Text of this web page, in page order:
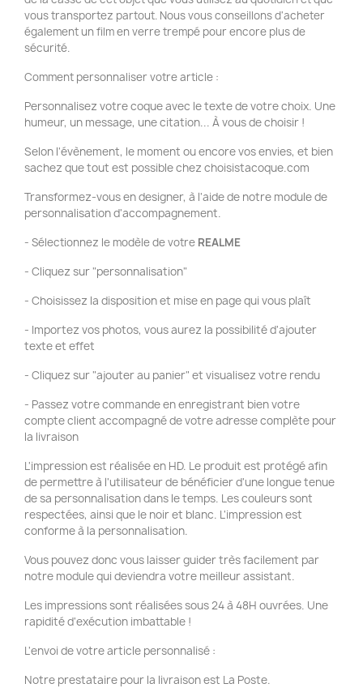
vous transportez partout. Nous vous conseillons d'acheter
également un film en verre trempé pour encore plus de
sécurité.
Comment personnaliser votre article :
Personnalisez votre coque avec le texte de votre choix. Une
humeur, un message, une citation... À vous de choisir !
Selon l'évènement, le moment ou encore vos envies, et bien
sachez que tout est possible chez choisistacoque.com
Transformez-vous en designer, à l'aide de notre module de
personnalisation d'accompagnement.
- Sélectionnez le modèle de votre REALME
- Cliquez sur "personnalisation"
- Choisissez la disposition et mise en page qui vous plaît
- Importez vos photos, vous aurez la possibilité d'ajouter
texte et effet
- Cliquez sur "ajouter au panier" et visualisez votre rendu
- Passez votre commande en enregistrant bien votre
compte client accompagné de votre adresse complète pour
la livraison
L'impression est réalisée en HD. Le produit est protégé afin
de permettre à l'utilisateur de bénéficier d'une longue tenue
de sa personnalisation dans le temps. Les couleurs sont
respectées, ainsi que le noir et blanc. L'impression est
conforme à la personnalisation.
Vous pouvez donc vous laisser guider très facilement par
notre module qui deviendra votre meilleur assistant.
Les impressions sont réalisées sous 24 à 48H ouvrées. Une
rapidité d'exécution imbattable !
L'envoi de votre article personnalisé :
Notre prestataire pour la livraison est La Poste.